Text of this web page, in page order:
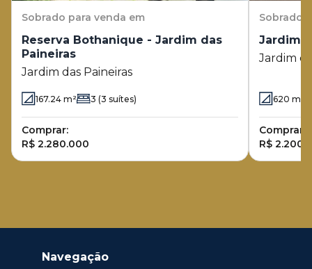
Sobrado para venda em
Reserva Bothanique - Jardim das
Paineiras
Jardim das Paineiras
167.24 m² 3 (3 suítes)
Comprar:
R$ 2.280.000
Sobrado
Jardim
Jardim
620 m²
Comprar:
R$
Navegação